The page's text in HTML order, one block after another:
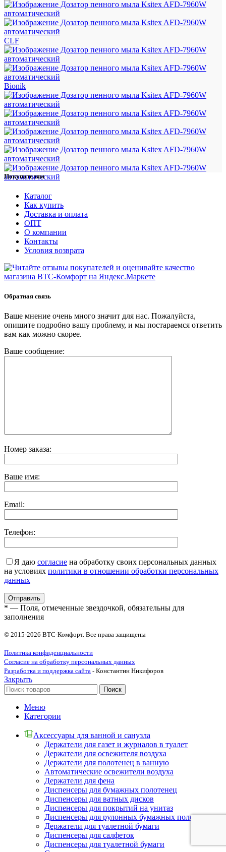
CLF
Bionik
Покупателям
Каталог
Как купить
Доставка и оплата
ОПТ
О компании
Контакты
Условия возврата
Обратная связь
Ваше мнение очень много значит для нас. Пожалуйста,
опишите подробно вашу проблему, и мы постараемся ответить
вам как можно скорее.
Ваше сообщение:
Номер заказа:
Ваше имя:
Email:
Телефон:
Я даю согласие на обработку своих персональных данных
на условиях политики в отношении обработки персональных
данных
* — Поля, отмеченные звездочкой, обязательны для
заполнения
© 2015-2026 ВТС-Комфорт. Все права защищены
Политика конфиденциальности
Согласие на обработку персональных данных
Разработка и поддержка сайта - Константин Никифоров
Закрыть
Поиск
Меню
Категории
Аксессуары для ванной и санузла
Держатели для газет и журналов в туалет
Держатели для освежителя воздуха
Держатели для полотенец в ванную
Автоматические освежители воздуха
Держатели для фена
Диспенсеры для бумажных полотенец
Диспенсеры для ватных дисков
Диспенсеры для покрытий на унитаз
Диспенсеры для рулонных бумажных полотенец
Держатели для туалетной бумаги
Диспенсеры для салфеток
Диспенсеры для туалетной бумаги